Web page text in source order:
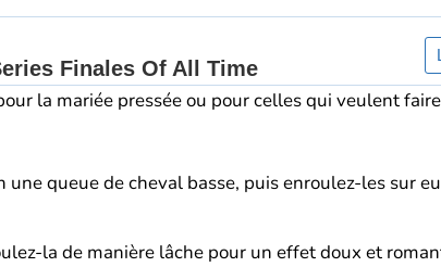
la mariée pressée ou pour celles qui veulent
une queue de cheval basse, puis enroulez-les sur
la de manière lâche pour un effet doux et